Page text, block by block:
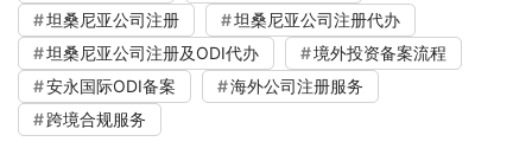
坦桑尼亚公司注册
坦桑尼亚公司注册代办
坦桑尼亚公司注册及ODI代办
境外投资备案流程
安永国际ODI备案
海外公司注册服务
跨境合规服务